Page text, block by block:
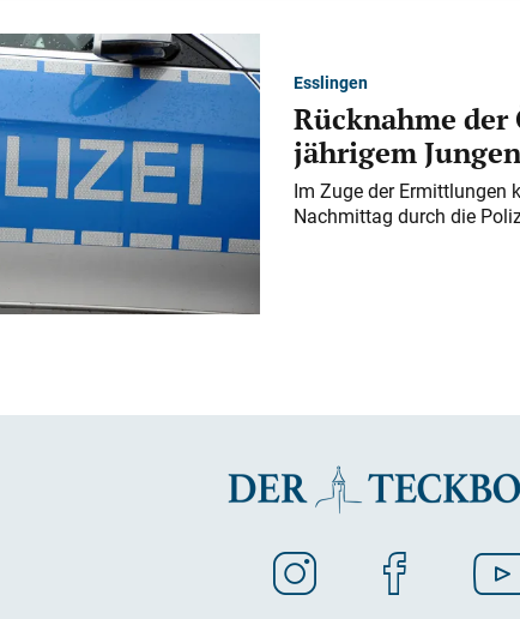
Esslingen
Rücknahme
jährigem Jungen
Im Zuge der Ermittlungen
Nachmittag durch die